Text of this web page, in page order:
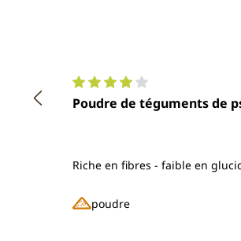
Note moyenne de 4 sur 5
Riche en fibres - faible en
poudre